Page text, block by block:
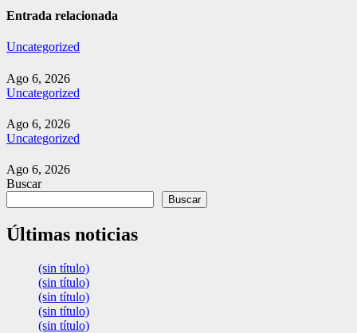
Entrada relacionada
Uncategorized
Ago 6, 2026
Uncategorized
Ago 6, 2026
Uncategorized
Ago 6, 2026
Buscar
Buscar
Últimas noticias
(sin título)
(sin título)
(sin título)
(sin título)
(sin título)